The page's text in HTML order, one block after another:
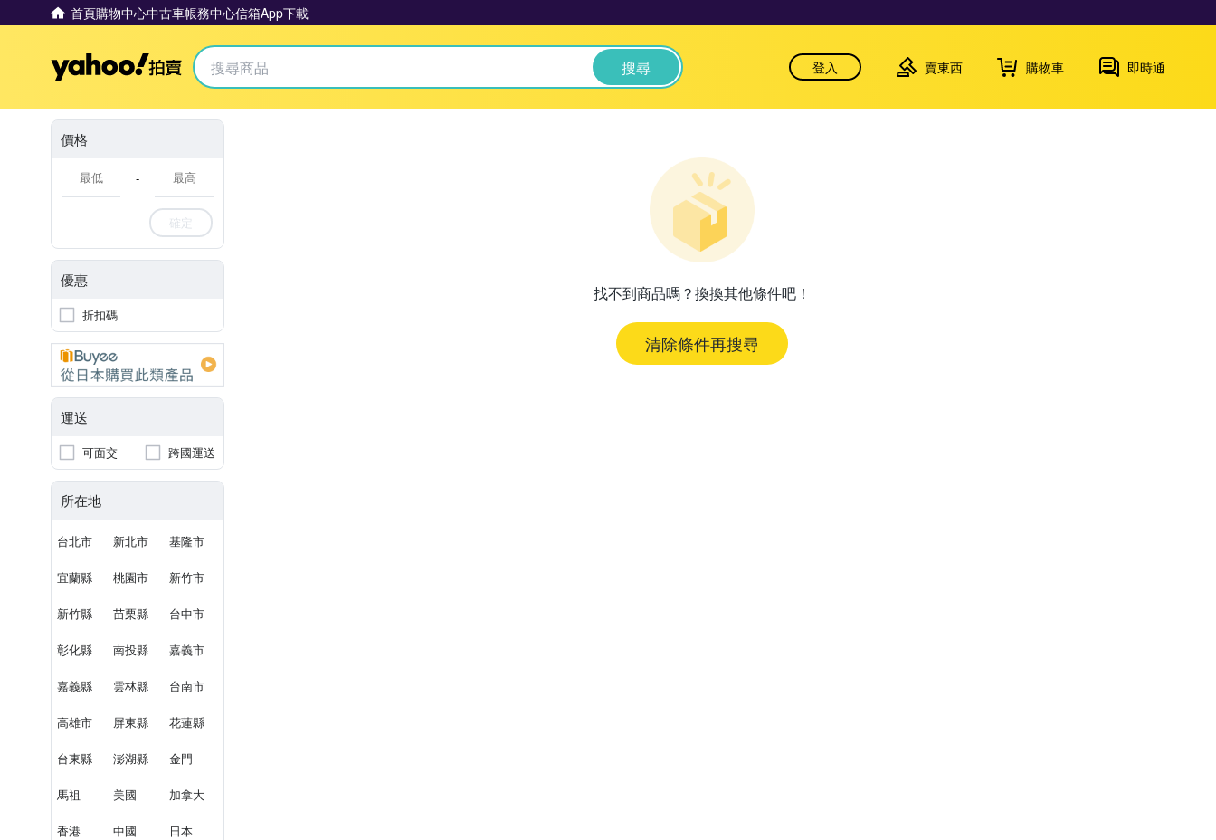
首頁購物中心中古車帳務中心信箱App下載
Yahoo拍賣 搜尋 登入 賣東西 購物車 即時通
價格
-
確定
優惠
折扣碼
運送
可面交 跨國運送
所在地
台北市 新北市 基隆市
宜蘭縣 桃園市 新竹市
新竹縣 苗栗縣 台中市
彰化縣 南投縣 嘉義市
嘉義縣 雲林縣 台南市
高雄市 屏東縣 花蓮縣
台東縣 澎湖縣 金門
馬祖 美國 加拿大
香港 中國 日本
找不到商品嗎？換換其他條件吧！
清除條件再搜尋